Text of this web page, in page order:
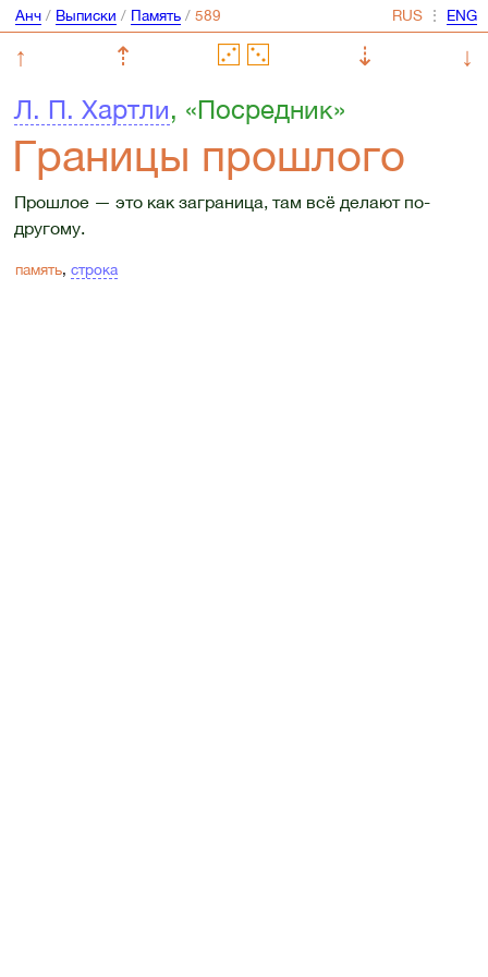
Анч/ Выписки / Память/ ⋮
↑ ⇡ ⇣
↓
Л. П. Хартли, «Посредник»
Границы прошлого
Прошлое — это как заграница, там всё делают по-
другому.
память, строка